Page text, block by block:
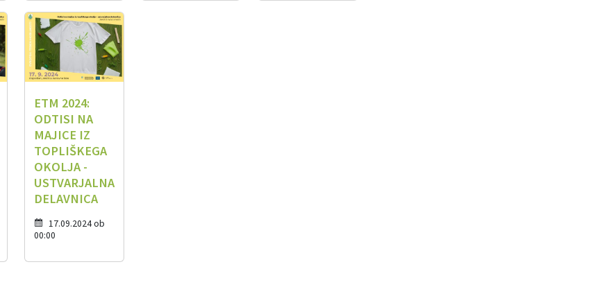
ETM 2024:
ODTISI NA
MAJICE IZ
TOPLIŠKEGA
OKOLJA -
USTVARJALNA
DELAVNICA
17.09.2024 ob
00:00